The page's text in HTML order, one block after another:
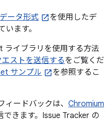
ータ形式
を使用したデ
ます。
ライブラリを使用する方法
ストを送信するをご覧くだ
サンプル
を参照するこ
ードバックは、 Chromium
できます。Issue Tracker の